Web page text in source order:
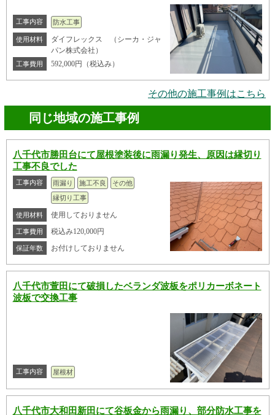
工事内容 防水工事
使用材料
ダイフレックス （シーカ・ジャ
パン株式会社）
工事費用 592,000円（税込み）
その他の施工事例はこちら
同じ地域の施工事例
八千代市勝田台にて屋根塗装後に雨漏り発生、原因は縁切り
工事不良でした
工事内容 雨漏り 施工不良
その他
縁切り工事
使用材料 使用しておりません
工事費用 税込み120,000円
保証年数 お付けしておりません
八千代市萱田にて破損したベランダ波板をポリカーボネート
波板で交換工事
工事内容 屋根材
八千代市大和田新田にて谷板金から雨漏り、部分防水工事を